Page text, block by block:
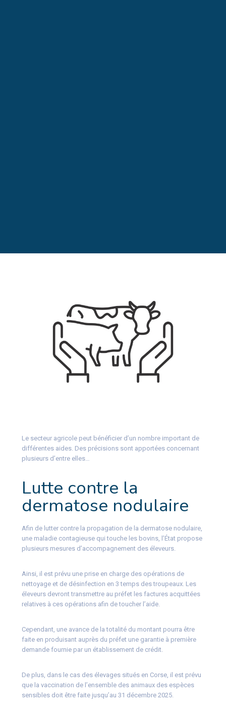
Le secteur agricole peut bénéficier d’un nombre important de
différentes aides. Des précisions sont apportées concernant
plusieurs d’entre elles…
Lutte contre la
dermatose nodulaire
Afin de lutter contre la propagation de la dermatose nodulaire,
une maladie contagieuse qui touche les bovins, l’État propose
plusieurs mesures d’accompagnement des éleveurs.
Ainsi, il est prévu une prise en charge des opérations de
nettoyage et de désinfection en 3 temps des troupeaux. Les
éleveurs devront transmettre au préfet les factures acquittées
relatives à ces opérations afin de toucher l’aide.
Cependant, une avance de la totalité du montant pourra être
faite en produisant auprès du préfet une garantie à première
demande fournie par un établissement de crédit.
De plus, dans le cas des élevages situés en Corse, il est prévu
que la vaccination de l’ensemble des animaux des espèces
sensibles doit être faite jusqu’au 31 décembre 2025.